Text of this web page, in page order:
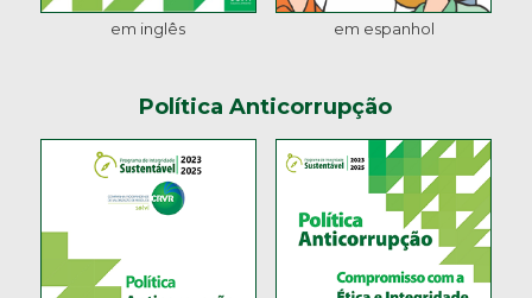
em inglês em espanhol
Política Anticorrupção